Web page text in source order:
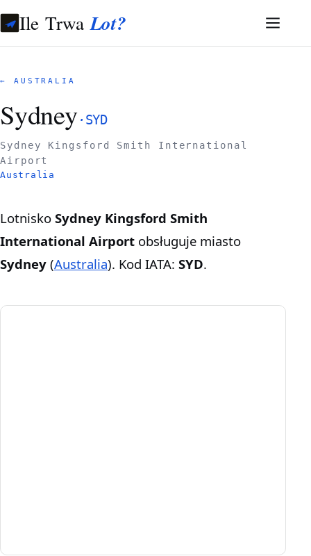
Ile TrwaLot?
← AUSTRALIA
Sydney· SYD
Sydney Kingsford Smith International
Airport
Australia
Lotnisko Sydney Kingsford Smith
International Airport obsługuje miasto
Sydney (Australia). Kod IATA: SYD.